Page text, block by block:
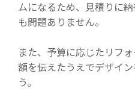
ムになるため、見積りに
も問題ありません。
また、予算に応じたリフ
額を伝えたうえでデザイ
う。